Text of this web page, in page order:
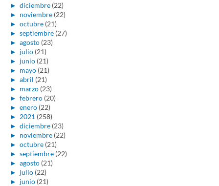
► diciembre (22)
► noviembre (22)
► octubre (21)
► septiembre (27)
► agosto (23)
► julio (21)
► junio (21)
► mayo (21)
► abril (21)
► marzo (23)
► febrero (20)
► enero (22)
► 2021 (258)
► diciembre (23)
► noviembre (22)
► octubre (21)
► septiembre (22)
► agosto (21)
► julio (22)
► junio (21)